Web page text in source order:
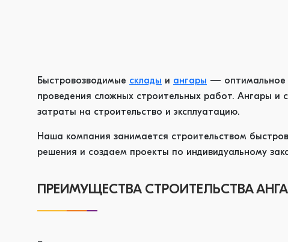
Быстровозводимые склады и ангары — оптимальное
проведения сложных строительных работ. Ангары и
затраты на строительство и эксплуатацию.
Наша компания занимается строительством
решения и создаем проекты по индивидуальному
ПРЕИМУЩЕСТВА СТРОИТЕЛЬСТВА